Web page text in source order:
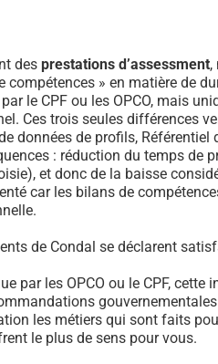
des prestations d’assessment,
» en matière de
le CPF ou les OPCO, mais
Ces trois seules différences
données de profils,
: réduction du temps de
et donc de la baisse
car les bilans de
de Condal se déclarent
par les OPCO ou le CPF,
les métiers qui sont faits
le plus de sens pour vous.